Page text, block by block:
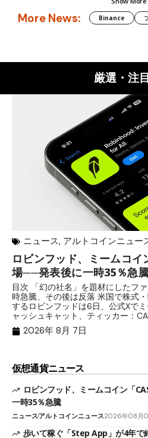
More News: Binance
厳選・注
ニュース, アルトコインニュー
ロビンフッド、ミームコ
場──発表後に一時35％急
目次 「幻の社名」を題材にしたフ
時急騰、その後は反落 米国で株式
するロビンフッドは6日、公式Xで
ャッシュキャット、ティッカー：
2026年 8月 7日
仮想通貨ニュース
ロビンフッド、ミームコイン「
一時35％急騰
ニュースアルトコインニュース2026年08月
歩いて稼ぐ「Step App」が4年